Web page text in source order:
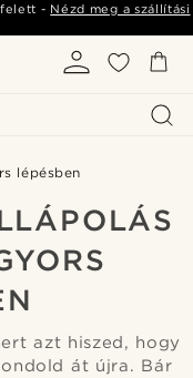
felett - Nézd meg a szállítási
lépésben
azt hiszed, hogy
át újra. Bár